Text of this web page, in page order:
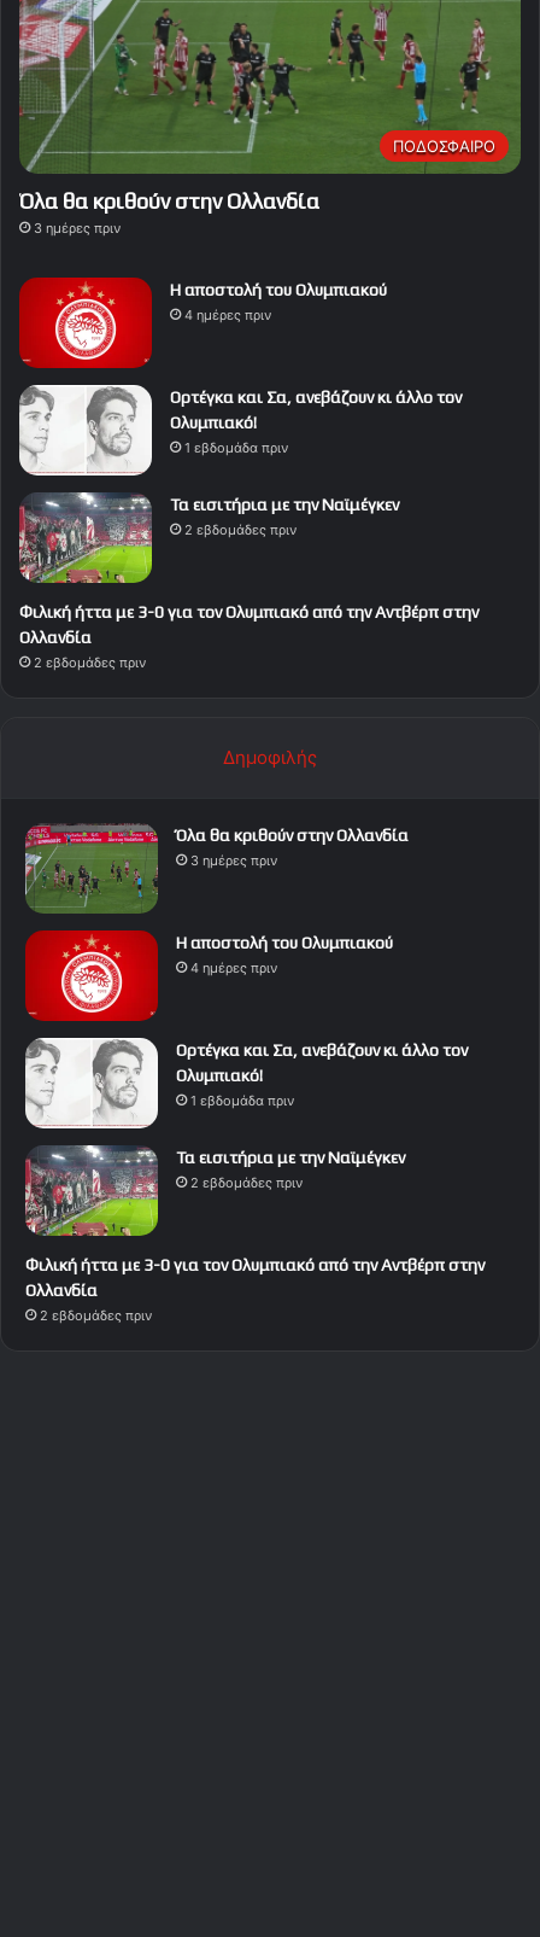
ΠΟΔΟΣΦΑΙΡΟ
Όλα θα κριθούν στην Ολλανδία
3 ημέρες πριν
Η αποστολή του Ολυμπιακού
4 ημέρες πριν
Ορτέγκα και Σα, ανεβάζουν κι άλλο τον
Ολυμπιακό!
1 εβδομάδα πριν
Τα εισιτήρια με την Ναϊμέγκεν
2 εβδομάδες πριν
Φιλική ήττα με 3-0 για τον Ολυμπιακό από την Αντβέρπ στην
Ολλανδία
2 εβδομάδες πριν
Δημοφιλής
Όλα θα κριθούν στην Ολλανδία
3 ημέρες πριν
Η αποστολή του Ολυμπιακού
4 ημέρες πριν
Ορτέγκα και Σα, ανεβάζουν κι άλλο τον
Ολυμπιακό!
1 εβδομάδα πριν
Τα εισιτήρια με την Ναϊμέγκεν
2 εβδομάδες πριν
Φιλική ήττα με 3-0 για τον Ολυμπιακό από την Αντβέρπ στην
Ολλανδία
2 εβδομάδες πριν